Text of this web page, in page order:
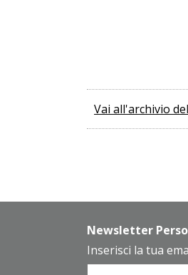
Vai all'archivio
Newsletter
Inserisci la tua